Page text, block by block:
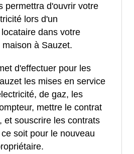
permettra d'ouvrir votre
lors d'un
dans votre
à Sauzet.
d'effectuer pour les
les mises en service
de gaz, les
mettre le contrat
et souscrire les contrats
soit pour le nouveau